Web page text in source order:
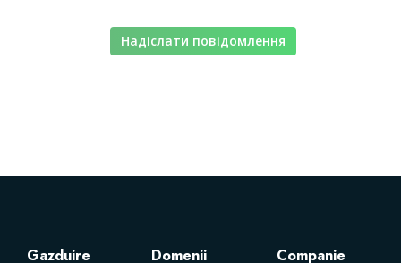
Licente WHMSonic
Надіслати повідомлення
Gazduire Domenii Companie